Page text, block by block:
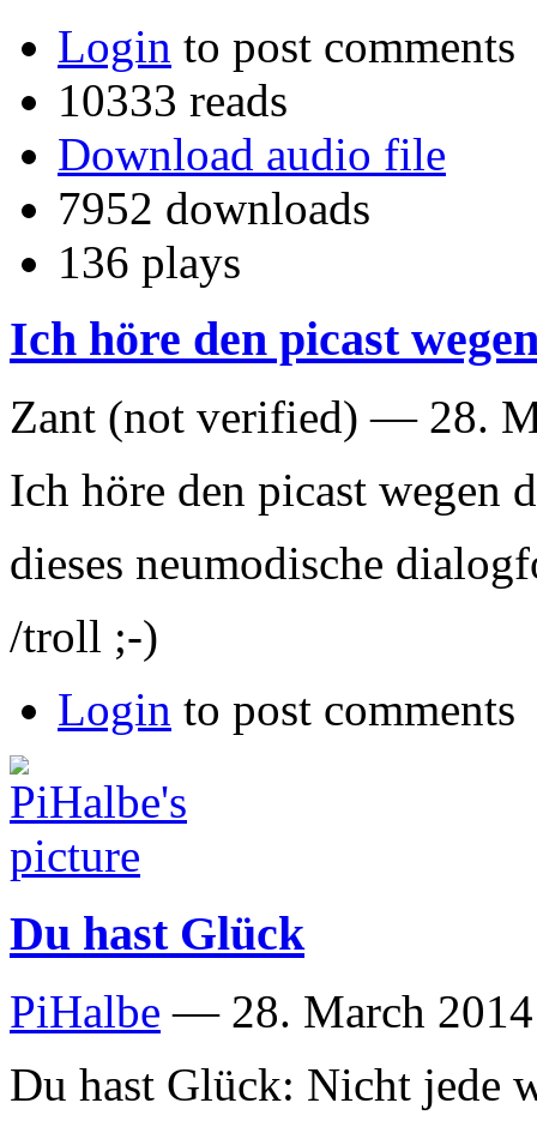
Login to post comments
10333 reads
Download audio file
7952 downloads
136 plays
Ich höre den picast
Zant (not verified) — 28.
Ich höre den picast wegen
dieses neumodische
/troll ;-)
Login to post comments
Du hast Glück
PiHalbe — 28. March
Du hast Glück: Nicht jede